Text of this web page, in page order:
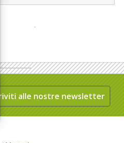
alle nostre newsletter